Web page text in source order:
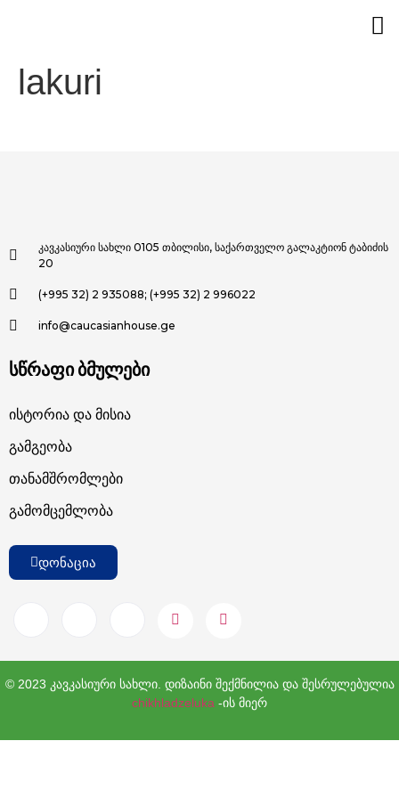
lakuri
კავკასიური სახლი 0105 თბილისი, საქართველო გალაკტიონ ტაბიძის
20
(+995 32) 2 935088; (+995 32) 2 996022
info@caucasianhouse.ge
სწრაფი ბმულები
Ისტორია Და Მისია
Გამგეობა
Თანამშრომლები
Გამომცემლობა
დონაცია
© 2023 კავკასიური სახლი. დიზაინი შექმნილია და შესრულებულია
chikhladzeluka -ის მიერ